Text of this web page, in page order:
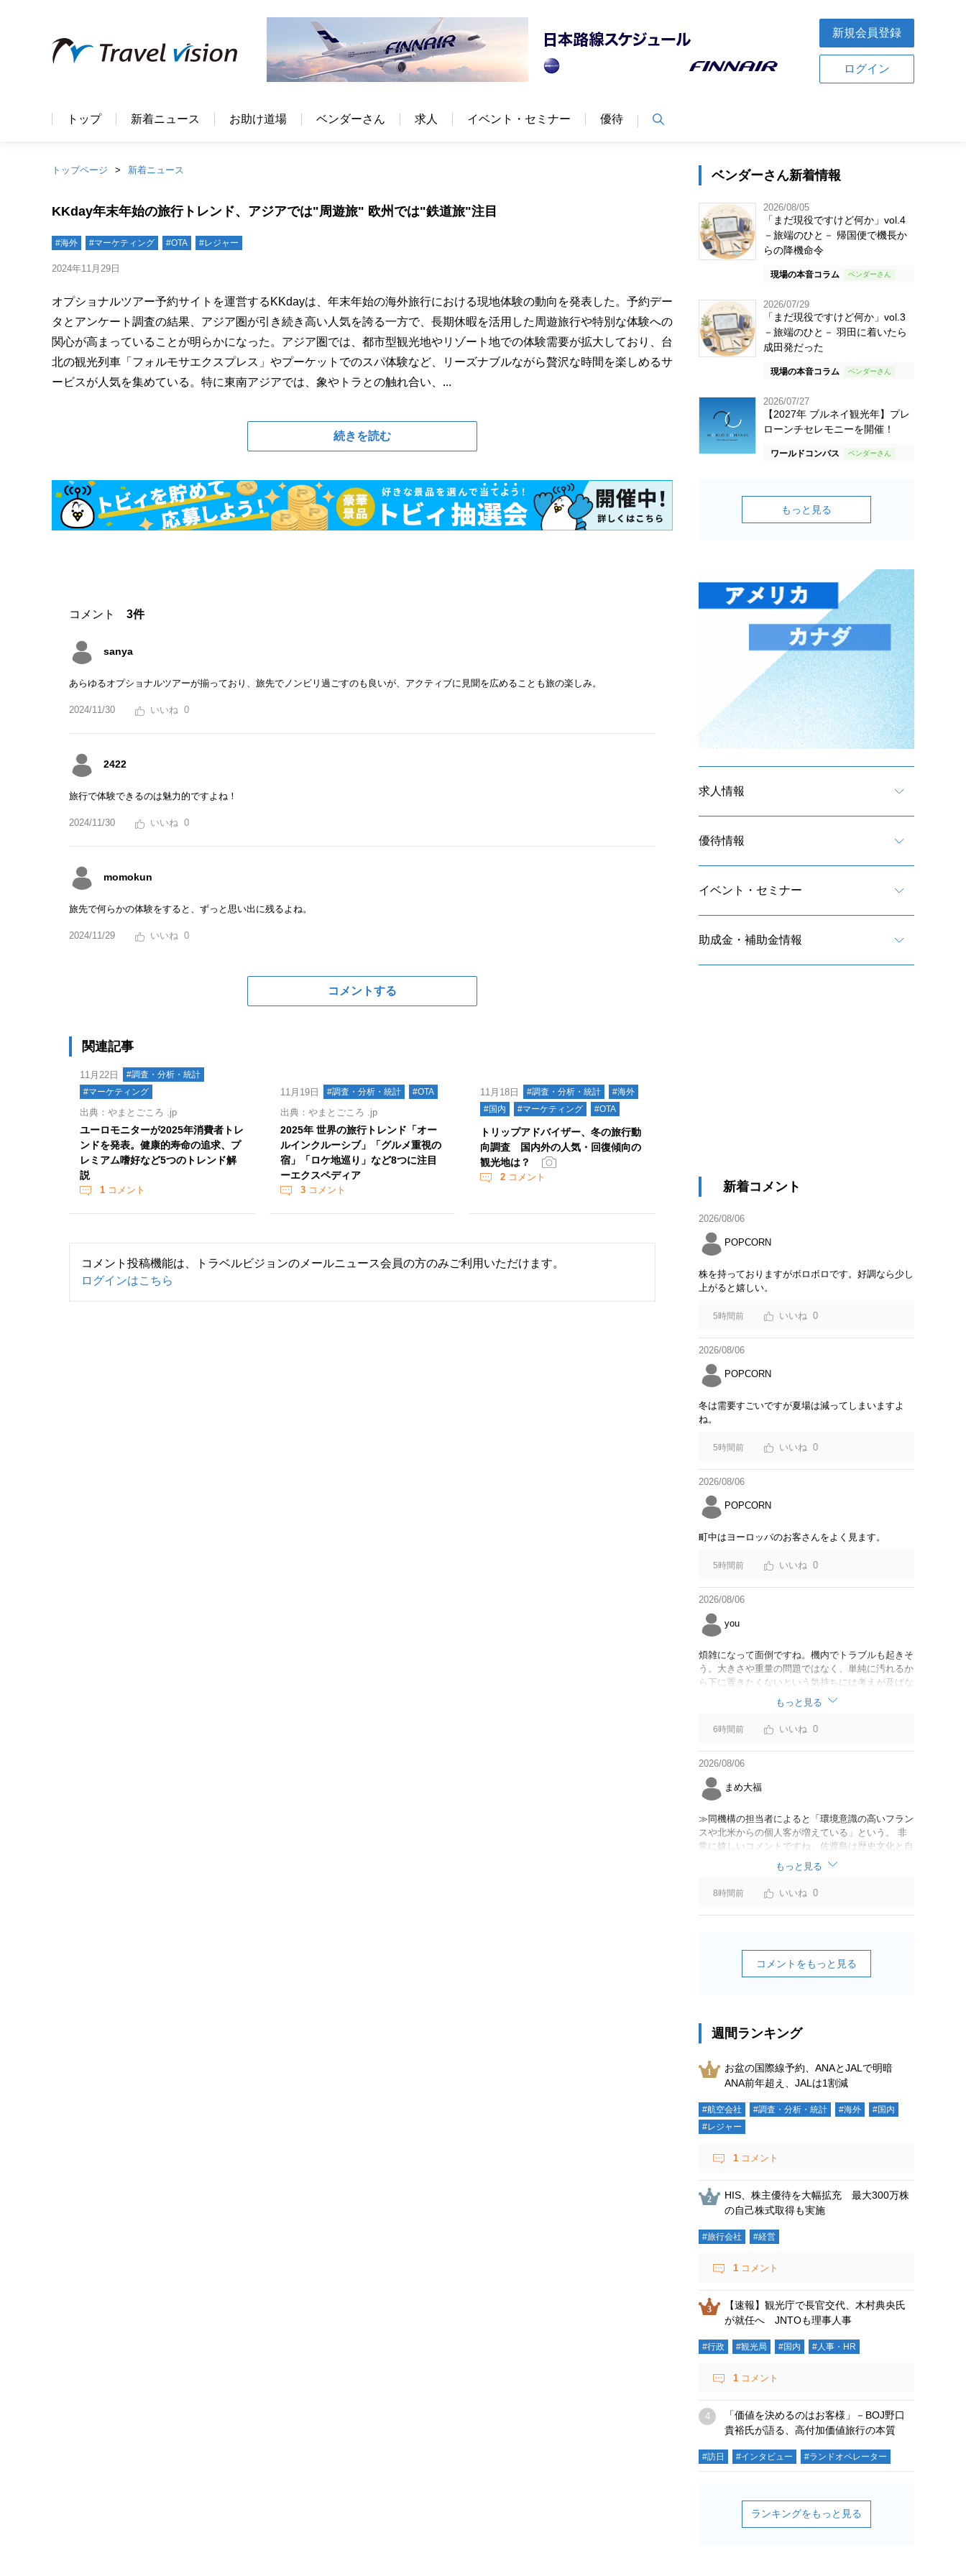
新規会員登録
ログイン
トップ 新着ニュース お助け道場 ベンダーさん 求人 イベント・セミナー 優待
トップページ 新着ニュース
KKday年末年始の旅行トレンド、アジアでは"周遊旅" 欧州では"鉄道旅"注目
#海外 #マーケティング #OTA #レジャー
2024年11月29日
オプショナルツアー予約サイトを運営するKKdayは、年末年始の海外旅行における現地体験の動向を発表した。予約デー
タとアンケート調査の結果、アジア圏が引き続き高い人気を誇る一方で、長期休暇を活用した周遊旅行や特別な体験への
関心が高まっていることが明らかになった。アジア圏では、都市型観光地やリゾート地での体験需要が拡大しており、台
北の観光列車「フォルモサエクスプレス」やプーケットでのスパ体験など、リーズナブルながら贅沢な時間を楽しめるサ
ービスが人気を集めている。特に東南アジアでは、象やトラとの触れ合い、...
続きを読む
コメント 3件
sanya
あらゆるオプショナルツアーが揃っており、旅先でノンビリ過ごすのも良いが、アクティブに見聞を広めることも旅の楽しみ。
2024/11/30 0
2422
旅行で体験できるのは魅力的ですよね！
2024/11/30 0
momokun
旅先で何らかの体験をすると、ずっと思い出に残るよね。
2024/11/29 0
コメントする
関連記事
11月22日
#調査・分析・統計
#マーケティング
出典：やまとごころ .jp
ユーロモニターが2025年消費者トレ
ンドを発表。健康的寿命の追求、プ
レミアム嗜好など5つのトレンド解
説
1 コメント
11月19日 #調査・分析・統計 #OTA
出典：やまとごころ .jp
2025年 世界の旅行トレンド「オー
ルインクルーシブ」「グルメ重視の
宿」「ロケ地巡り」など8つに注目
ーエクスペディア
3コメント
11月18日 #調査・分析・統計
#海外
#国内
#マーケティング #OTA
トリップアドバイザー、冬の旅行動
向調査 国内外の人気・回復傾向の
観光地は？
2 コメント
コメント投稿機能は、トラベルビジョンのメールニュース会員の方のみご利用いただけます。
ログインはこちら
ベンダーさん新着情報
2026/08/05
「まだ現役ですけど何か」vol.4
－旅端のひと－ 帰国便で機長か
らの降機命令
現場の本音コラム
2026/07/29
「まだ現役ですけど何か」vol.3
－旅端のひと－ 羽田に着いたら
成田発だった
現場の本音コラム
2026/07/27
【2027年 ブルネイ観光年】プレ
ローンチセレモニーを開催！
ワールドコンパス
もっと見る
求人情報
優待情報
イベント・セミナー
助成金・補助金情報
新着コメント
2026/08/06
POPCORN
株を持っておりますがボロボロです。好調なら少し
上がると嬉しい。
5時間前 0
2026/08/06
POPCORN
冬は需要すごいですが夏場は減ってしまいますよ
ね。
5時間前 0
2026/08/06
POPCORN
町中はヨーロッパのお客さんをよく見ます。
5時間前 0
2026/08/06
you
煩雑になって面倒ですね。機内でトラブルも起きそ
う。大きさや重量の問題ではなく、単純に汚れるか
ら下に置きたくないという気持ちには考えが及ばな
かったのでしょうかね。いっそ、荷物棚を撤去した
座席を作って、座席指定も荷物も含んだプランとす
べて無しで格安プランで分けてもらった方がシンプ
ルで分かりやすいかも。どんどん料金が細分化され
て面倒です。
もっと見る
6時間前 0
2026/08/06
まめ大福
≫同機構の担当者によると「環境意識の高いフラン
スや北米からの個人客が増えている」という。 非
常に嬉しいコメントですね。佐渡島は歴史文化と自
然が相まっての土地となっているので、個人的には
環境意識の低い人は来ないでほしいです。「金がと
れるんじゃないか」と勝手に穴掘ったりしそうな国
の人は来ないでほしいですね。
もっと見る
8時間前 0
コメントをもっと見る
週間ランキング
お盆の国際線予約、ANAとJALで明暗
ANA前年超え、JALは1割減
#航空会社 #調査・分析・統計 #海外
#国内
#レジャー
1 コメント
HIS、株主優待を大幅拡充 最大300万株
の自己株式取得も実施
#旅行会社 #経営
1 コメント
【速報】観光庁で長官交代、木村典央氏
が就任へ JNTOも理事人事
#行政 #観光局 #国内 #人事・HR
1 コメント
「価値を決めるのはお客様」－BOJ野口
貴裕氏が語る、高付加価値旅行の本質
#訪日 #インタビュー #ランドオペレーター